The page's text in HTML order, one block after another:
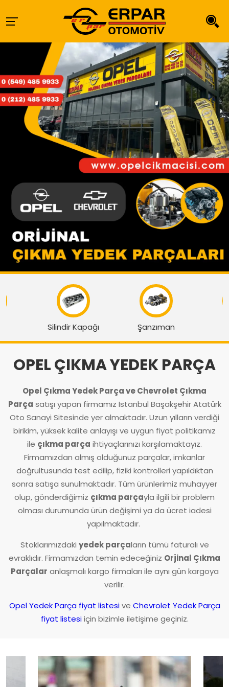
Silindir Kapağı Şanzıman
OPEL ÇIKMA YEDEK PARÇA
Opel Çıkma Yedek Parça veChevrolet Çıkma
Parça satışı yapan firmamız İstanbul Başakşehir Atatürk
Oto Sanayi Sitesinde yer almaktadır. Uzun yılların verdiği
birikim, yüksek kalite anlayışı ve uygun fiyat politikamız
ile çıkma parça ihtiyaçlarınızı karşılamaktayız.
Firmamızdan almış olduğunuz parçalar, imkanlar
doğrultusunda test edilip, fiziki kontrolleri yapıldıktan
sonra satışa sunulmaktadır. Tüm ürünlerimiz muhayyer
olup, gönderdiğimiz çıkma parçayla ilgili bir problem
olması durumunda ürün değişimi ya da ücret iadesi
yapılmaktadır.
Stoklarımızdaki yedek parçaların tümü faturalı ve
evraklıdır. Firmamızdan temin edeceğiniz Orjinal Çıkma
Parçalar anlaşmalı kargo firmaları ile aynı gün kargoya
verilir.
Opel Yedek Parça fiyat listesive Chevrolet Yedek Parça
fiyat listesiiçin bizimle iletişime geçiniz.